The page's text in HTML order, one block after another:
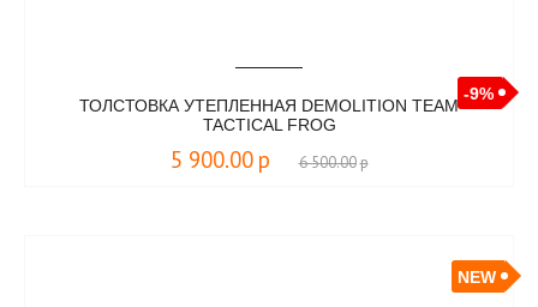
-9%
ТОЛСТОВКА УТЕПЛЕННАЯ DEMOLITION TEAM
TACTICAL FROG
5 900.00 р 6 500.00р
NEW